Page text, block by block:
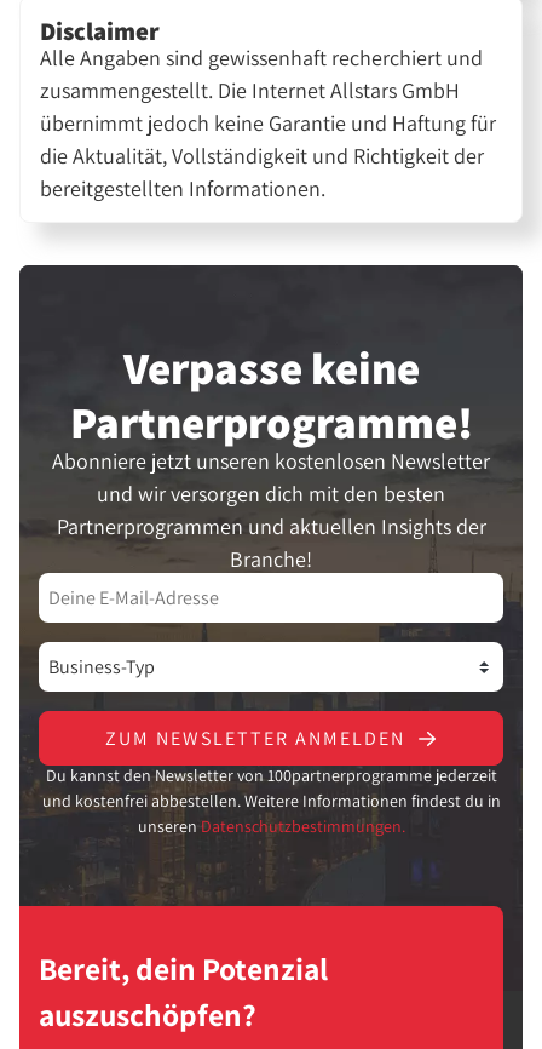
Disclaimer
Alle Angaben sind gewissenhaft recherchiert und
zusammengestellt. Die Internet Allstars GmbH
übernimmt jedoch keine Garantie und Haftung für
die Aktualität, Vollständigkeit und Richtigkeit der
bereitgestellten Informationen.
Verpasse keine
Partner­programme!
Abonniere jetzt unseren kostenlosen Newsletter
und wir versorgen dich mit den besten
Partnerprogrammen und aktuellen Insights der
Branche!
ZUM NEWSLETTER ANMELDEN
Du kannst den Newsletter von 100partnerprogramme jederzeit
und kostenfrei abbestellen. Weitere Informationen findest du in
unseren Datenschutzbestimmungen.
Bereit, dein Potenzial
auszuschöpfen?